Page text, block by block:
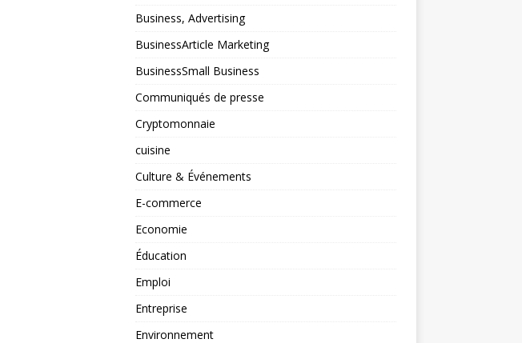
Business, Advertising
BusinessArticle Marketing
BusinessSmall Business
Communiqués de presse
Cryptomonnaie
cuisine
Culture & Événements
E-commerce
Economie
Éducation
Emploi
Entreprise
Environnement